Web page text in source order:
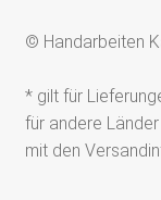
© Handarbeiten
* gilt für
für andere
mit den